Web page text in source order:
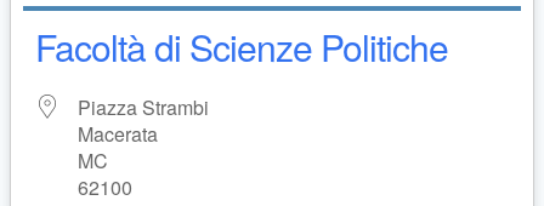
Facoltà di Scienze Politiche
Piazza Strambi
Macerata
MC
62100